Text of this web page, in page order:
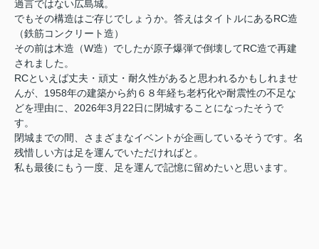
過言ではない広島城。
でもその構造はご存じでしょうか。答えはタイトルにあるRC造
（鉄筋コンクリート造）
その前は木造（W造）でしたが原子爆弾で倒壊してRC造で再建
されました。
RCといえば丈夫・頑丈・耐久性があると思われるかもしれませ
んが、1958年の建築から約６８年経ち老朽化や耐震性の不足な
どを理由に、2026年3月22日に閉城することになったそうで
す。
閉城までの間、さまざまなイベントが企画しているそうです。名
残惜しい方は足を運んでいただければと。
私も最後にもう一度、足を運んで記憶に留めたいと思います。